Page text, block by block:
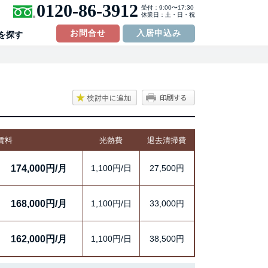
0120-86-3912 受付：9:00〜17:30
休業日：土・日・祝
探す お問合せ 入居申込み
料 光熱費 退去清掃費
174,000円/月 1,100円/日 27,500円
168,000円/月 1,100円/日 33,000円
162,000円/月 1,100円/日 38,500円